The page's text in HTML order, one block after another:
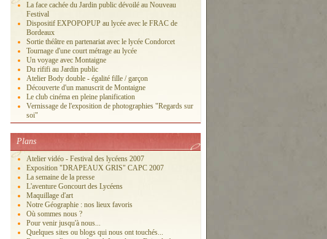
La face cachée du Jardin public dévoilé au Nouveau
Festival
Dispositif EXPOPOPUP au lycée avec le FRAC de
Bordeaux
Sortie théâtre en partenariat avec le lycée Condorcet
Tournage d'une court métrage au lycée
Un voyage avec Montaigne
Du rififi au Jardin public
Atelier Body double - égalité fille / garçon
Découverte d'un manuscrit de Montaigne
Le club cinéma en pleine planification
Vernissage de l'exposition de photographies "Regards sur
soi"
Plans
Atelier vidéo - Festival des lycéens 2007
Exposition "DRAPEAUX GRIS" CAPC 2007
La semaine de la presse
L'aventure Goncourt des Lycéens
Maquillage d'art
Notre Géographie : nos lieux favoris
Où sommes nous ?
Pour venir jusqu'à nous...
Quelques sites ou blogs qui nous ont touchés...